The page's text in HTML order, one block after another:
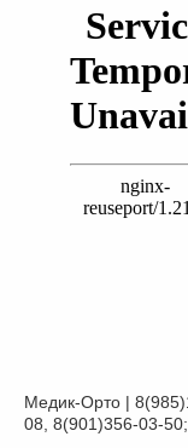
Медик-Орто |
08, 8(901)356-03-